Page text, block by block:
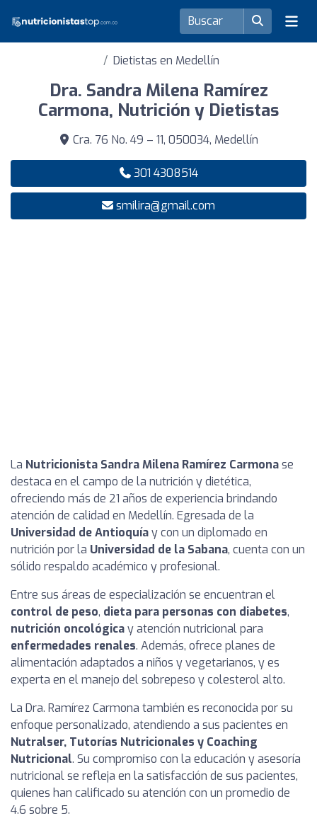
Dietistas en Medellín
Dra. Sandra Milena Ramírez
Carmona, Nutrición y Dietistas
Cra. 76 No. 49 – 11, 050034, Medellín
301 4308514
smilira@gmail.com
La Nutricionista Sandra Milena Ramírez Carmonase
destaca en el campo de la nutrición y dietética,
ofreciendo más de 21 años de experiencia brindando
atención de calidad en Medellín. Egresada de la
Universidad de Antioquíay con un diplomado en
nutrición por la Universidad de la Sabana, cuenta con un
sólido respaldo académico y profesional.
Entre sus áreas de especialización se encuentran el
control de peso, dieta para personas con diabetes,
nutrición oncológicay atención nutricional para
enfermedades renales. Además, ofrece planes de
alimentación adaptados a niños y vegetarianos, y es
experta en el manejo del sobrepeso y colesterol alto.
La Dra. Ramírez Carmona también es reconocida por su
enfoque personalizado, atendiendo a sus pacientes en
Nutralser, Tutorías Nutricionales y Coaching
Nutricional. Su compromiso con la educación y asesoría
nutricional se refleja en la satisfacción de sus pacientes,
quienes han calificado su atención con un promedio de
4.6 sobre 5.